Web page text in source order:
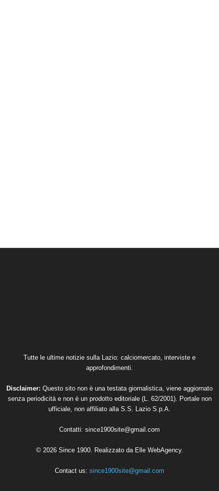
Tutte le ultime notizie sulla Lazio: calciomercato, interviste e
approfondimenti.
Disclaimer: Questo sito non è una testata giornalistica, viene aggiornato
senza periodicità e non è un prodotto editoriale (L. 62/2001). Portale non
ufficiale, non affiliato alla S.S. Lazio S.p.A.
Contatti: since1900site@gmail.com
© 2026 Since 1900. Realizzato da Elle WebAgency.
Contact us: since1900site@gmail.com